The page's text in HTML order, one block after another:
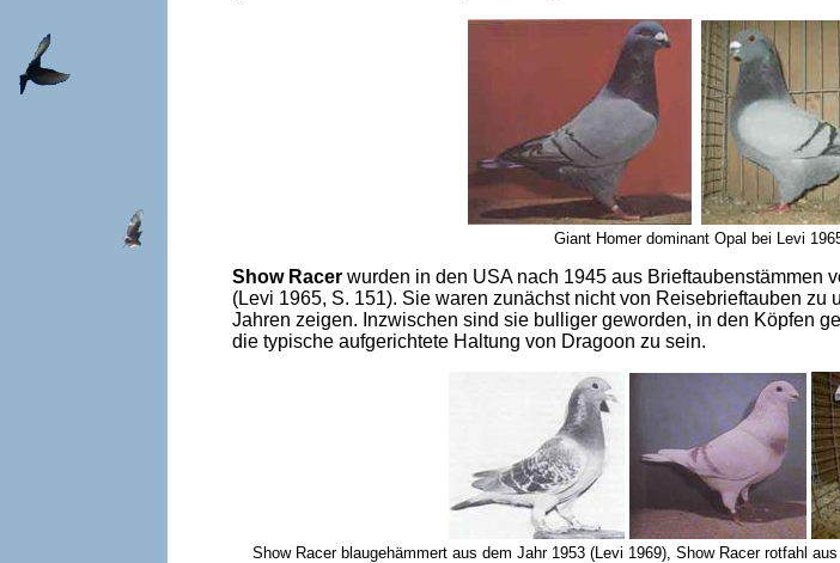
Giant Homer dominant Opal bei Levi
Show Racer wurden in den USA nach 1945 aus Brieftaubenstämmen
(Levi 1965, S. 151). Sie waren zunächst nicht von Reisebrieftauben
Jahren zeigen. Inzwischen sind sie bulliger geworden, in den Köpfen
die typische aufgerichtete Haltung von Dragoon zu sein.
Show Racer blaugehämmert aus dem Jahr 1953 (Levi 1969), Show Racer rotfahl